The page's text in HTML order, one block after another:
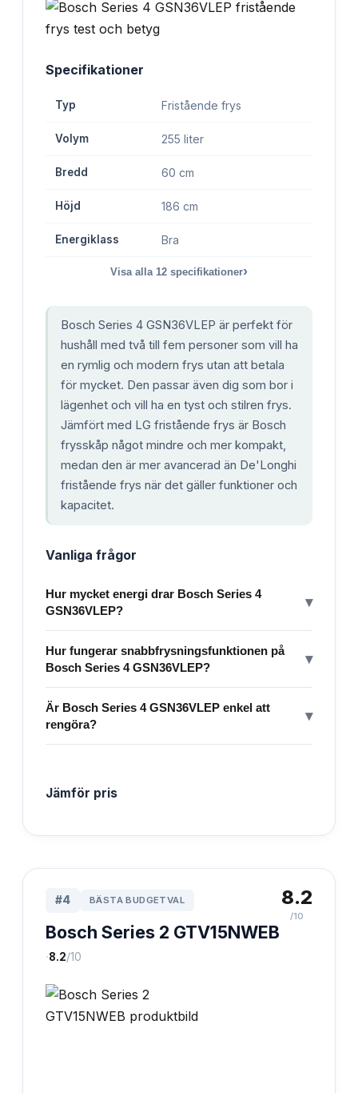
Specifikationer
Typ Fristående frys
Volym 255 liter
Bredd 60 cm
Höjd 186 cm
Energiklass Bra
Visa alla 12 specifikationer›
Bosch Series 4 GSN36VLEP är perfekt för
hushåll med två till fem personer som vill ha
en rymlig och modern frys utan att betala
för mycket. Den passar även dig som bor i
lägenhet och vill ha en tyst och stilren frys.
Jämfört med LG fristående frys är Bosch
frysskåp något mindre och mer kompakt,
medan den är mer avancerad än De'Longhi
fristående frys när det gäller funktioner och
kapacitet.
Vanliga frågor
Hur mycket energi drar Bosch Series 4
GSN36VLEP?
▾
Hur fungerar snabbfrysningsfunktionen på
Bosch Series 4 GSN36VLEP?
▾
Är Bosch Series 4 GSN36VLEP enkel att
rengöra?
▾
Jämför pris
#4 BÄSTA BUDGETVAL
Bosch Series 2 GTV15NWEB
·8.2/10
8.2
/10